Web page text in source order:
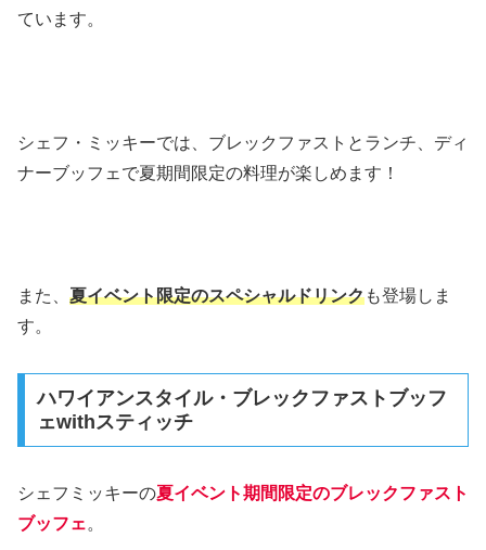
ています。
シェフ・ミッキーでは、ブレックファストとランチ、ディ
ナーブッフェで夏期間限定の料理が楽しめます！
また、 夏イベント限定のスペシャルドリンクも登場しま
す。
ハワイアンスタイル・ブレックファストブッフ
ェwithスティッチ
シェフミッキーの夏イベント期間限定のブレックファスト
ブッフェ。